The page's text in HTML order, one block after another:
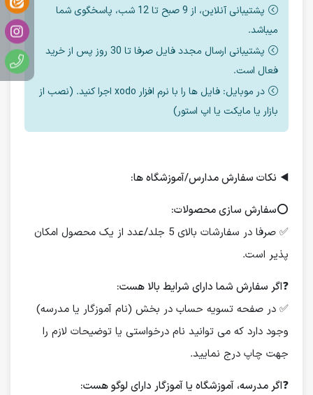
پشتیبانی آنلاین، از 9 صبح تا 12 شب، پاسخگوی شما
میباشد.
پشتیبانی ارسال مجدد فایل صرفا تا 30 روز پس از خرید
فعال است.
در موبایل: فایل ها را با نرم افزار xodo اجرا کنید. (نصب از
بازار یا مایکت یا اپ استور)
◀️ نکات سفارش مدارس/آموزشگاه ها:
⭕️سفارش سازی محصولات:
✅ صرفا در سفارشات بالای 5 جلد/عدد از یک محصول امکان
پذیر است.
❓اگر سفارش شما دارای شرایط بالا هست:
✅ در صفحه تسویه حساب در بخش (نام آموزگار یا مدرسه)
وجود دارد که می توانید نام درخواستی یا توضیحات لازم را
جهت چاپ درج نمایید.
❓اگر مدرسه، آموزشگاه یا آموزگار دارای لوگو هست: